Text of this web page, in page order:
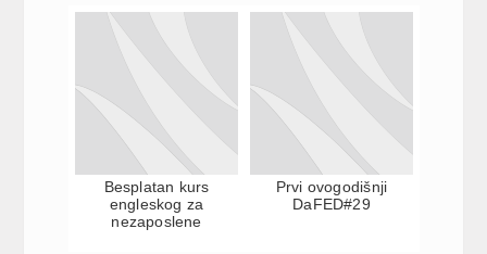
Besplatan kurs
engleskog za
nezaposlene
Prvi ovogodišnji
DaFED#29